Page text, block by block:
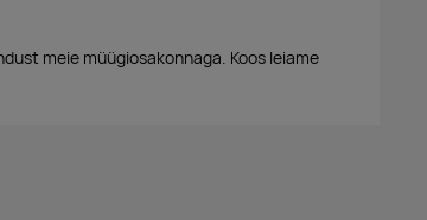
meie müügiosakonnaga. Koos leiame